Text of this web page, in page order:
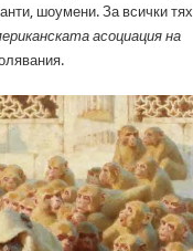
шоумени. За всички тях
асоциация на